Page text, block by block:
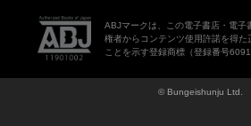
ABJマークは、この電子書店・電子
権者からコンテンツ使用許諾を得た
ことを示す登録商標（登録番号
© Bungeishunju Ltd.